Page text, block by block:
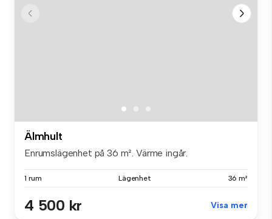
Älmhult
Enrumslägenhet på 36 m². Värme ingår.
1 rum Lägenhet 36 m²
4 500 kr Visa mer